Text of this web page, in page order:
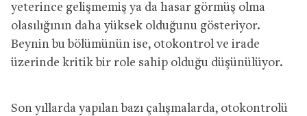
yeterince gelişmemiş ya da hasar görmüş olma
olasılığının daha yüksek olduğunu gösteriyor.
Beynin bu bölümünün ise, otokontrol ve irade
üzerinde kritik bir role sahip olduğu düşünülüyor.
Son yıllarda yapılan bazı çalışmalarda, otokontrolü